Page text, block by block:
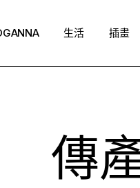
生活 插畫
傳